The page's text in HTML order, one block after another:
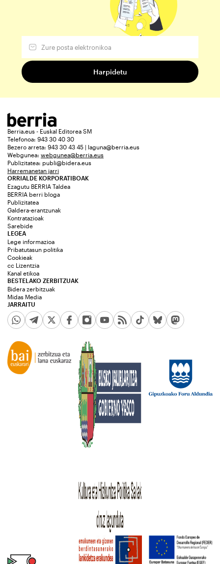
Berria.eus - Euskal Editorea SM
Telefonoa: 943 30 40 30
Bezero arreta: 943 30 43 45 | laguna@berria.eus
Webgunea: webgunea@berria.eus
Publizitatea: publi@bidera.eus
Harremanetan jarri
ORRIALDE KORPORATIBOAK
Ezagutu BERRIA Taldea
BERRIA berri bloga
Publizitatea
Galdera-erantzunak
Kontratazioak
Sarebide
JARRAITU
LEGEA
Lege informazioa
Pribatutasun politika
Cookieak
cc Lizentzia
Kanal etikoa
BESTELAKO ZERBITZUAK
Bidera zerbitzuak
Midas Media